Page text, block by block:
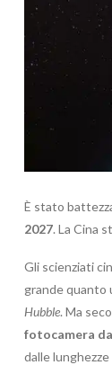
È stato
2027. La Cina
Gli scienziati
grande quanto
Hubble. Ma
fotocamera
dalle